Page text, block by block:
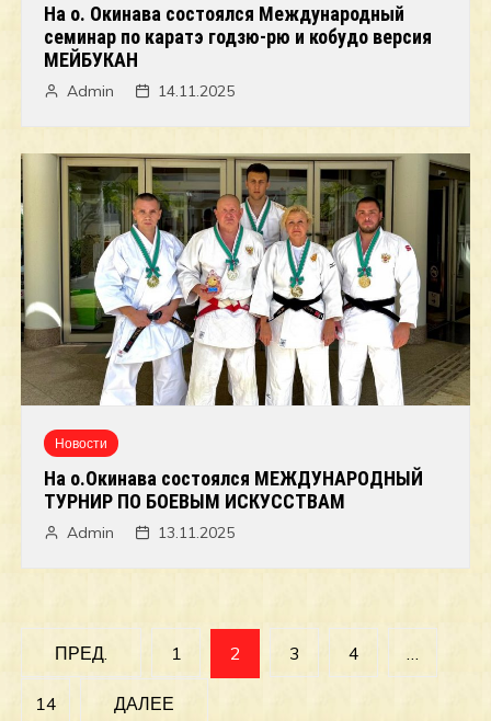
На о. Окинава состоялся Международный
семинар по каратэ годзю-рю и кобудо версия
МЕЙБУКАН
Admin 14.11.2025
Новости
На о.Окинава состоялся МЕЖДУНАРОДНЫЙ
ТУРНИР ПО БОЕВЫМ ИСКУССТВАМ
Admin 13.11.2025
Навигация
по
ПРЕД. 1 2 3 4
14 ДАЛЕЕ